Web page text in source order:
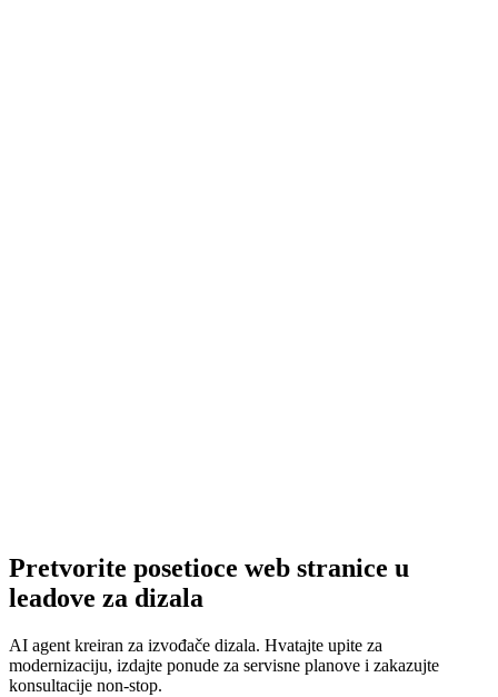
Pretvorite posetioce web stranice u
leadove za dizala
AI agent kreiran za izvođače dizala. Hvatajte upite za
modernizaciju, izdajte ponude za servisne planove i zakazujte
konsultacije non-stop.